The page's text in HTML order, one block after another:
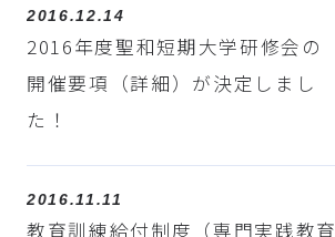
2016.12.14
2016年度聖和短期大学研修会の
開催要項（詳細）が決定しまし
た！
2016.11.11
教育訓練給付制度（専門実践教育